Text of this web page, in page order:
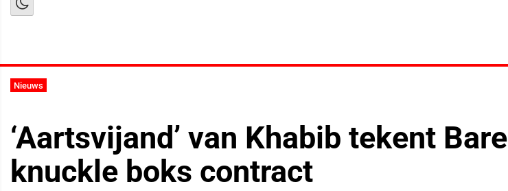
Nieuws
‘Aartsvijand’ van Khabib tekent Bare
knuckle boks contract